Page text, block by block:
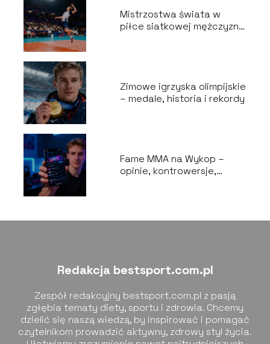
Mistrzostwa świata w
piłce siatkowej mężczyzn
Zimowe igrzyska olimpijskie
– medale, historia i rekordy
Fame MMA na Wykop –
opinie, kontrowersje,
Redakcja bestsport.com.pl
Zespół redakcyjny bestsport.com.pl z pasją
zgłębia tematy diety, sportu i zdrowia. Chcemy
dzielić się naszą wiedzą, by inspirować i pomagać
czytelnikom prowadzić aktywny, zdrowy styl życia.